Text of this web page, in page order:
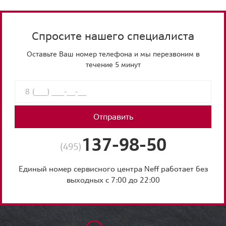
Спросите нашего специалиста
Оставьте Ваш номер телефона и мы перезвоним в
течение 5 минут
Отправить
(495) 137-98-50
Единый номер сервисного центра Neff работает без
выходных с 7:00 до 22:00